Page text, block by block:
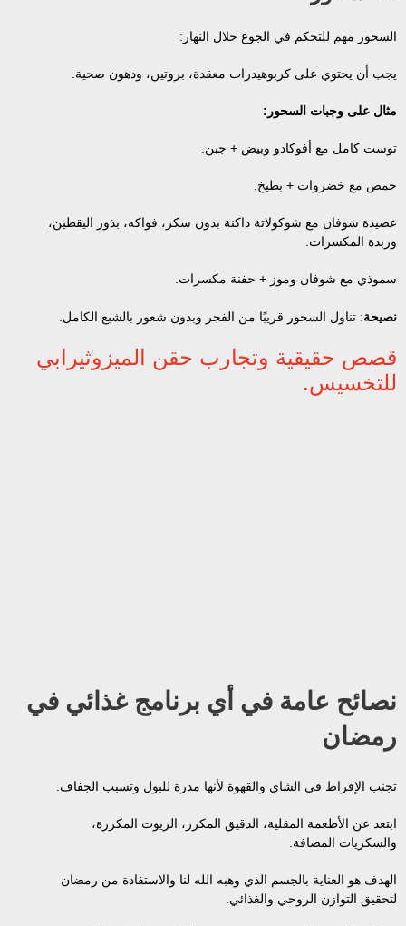
السحور مهم للتحكم في الجوع خلال النهار:
يجب أن يحتوي على كربوهيدرات معقدة، بروتين، ودهون صحية.
مثال على وجبات السحور:
توست كامل مع أفوكادو وبيض + جبن.
حمص مع خضروات + بطيخ.
عصيدة شوفان مع شوكولاتة داكنة بدون سكر، فواكه، بذور اليقطين،
وزبدة المكسرات.
سموذي مع شوفان وموز + حفنة مكسرات.
نصيحة: تناول السحور قريبًا من الفجر وبدون شعور بالشبع الكامل.
قصص حقيقية وتجارب حقن الميزوثيرابي
للتخسيس.
نصائح عامة في أي برنامج غذائي في
رمضان
تجنب الإفراط في الشاي والقهوة لأنها مدرة للبول وتسبب الجفاف.
ابتعد عن الأطعمة المقلية، الدقيق المكرر، الزيوت المكررة،
والسكريات المضافة.
الهدف هو العناية بالجسم الذي وهبه الله لنا والاستفادة من رمضان
لتحقيق التوازن الروحي والغذائي.